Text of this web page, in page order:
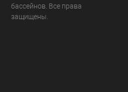
бассейнов. Все права
защищены.